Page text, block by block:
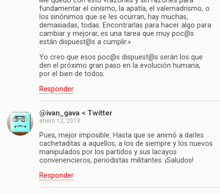
fundamentar el cinismo, la apatía, el valemadrismo, o
los sinónimos que se les ocurran, hay muchas,
demasiadas, todas. Encontrarlas para hacer algo para
cambiar y mejorar, es una tarea que muy poc@s
están dispuest@s a cumplir.»
Yo creo que esos poc@s dispuest@s serán los que
den el próximo gran paso en la evolución humana,
por el bien de todos.
Responder
@ivan_gava < Twitter
enero 12, 2013
Pues, mejor imposible. Hasta que se animó a darles
cachetaditas a aquellos, a los de siempre y los nuevos
manipulados por los partidos y sus lacayos
convenencieros, periodistas militantes. ¡Saludos!
Responder